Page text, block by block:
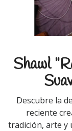
Shawl
Descubre la
reciente
tradición, arte y